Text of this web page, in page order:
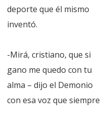
deporte que él mismo
inventó.
-Mirá, cristiano, que si
gano me quedo con tu
alma – dijo el Demonio
con esa voz que siempre